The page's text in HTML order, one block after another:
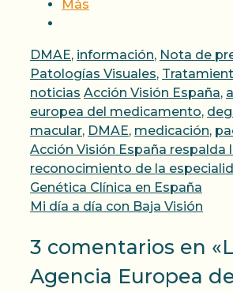
Más
Categorías
DMAE, información, Nota de
Patologías Visuales,
noticias Etiquetas
Acción Visión España,
europea del medicamento,
macular, DMAE, medicación,
Acción Visión España respalda
reconocimiento de la
Genética Clínica en España
Mi día a día con Baja Visión
3 comentarios en
Agencia Europea